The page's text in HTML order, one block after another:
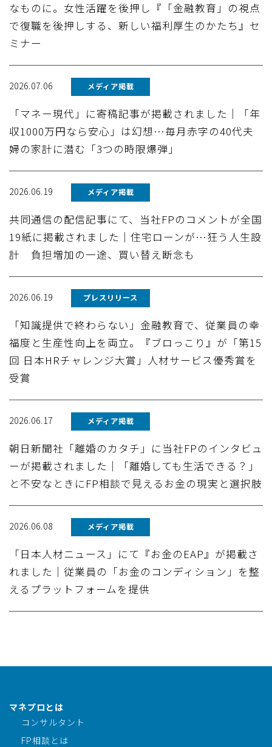
なものに。女性活躍を後押し『「金融教育」の視点
で復職を後押しする、新しい福利厚生のかたち』セ
ミナー
2026.07.06 メディア掲載
「マネー現代」に寄稿記事が掲載されました｜「年
収1000万円なら安心」は幻想…毎月赤字の40代夫
婦の家計に潜む「3つの時限爆弾」
2026.06.19 メディア掲載
共同通信の配信記事にて、当社FPのコメントが全国
19紙に掲載されました｜住宅ローンが…狂う人生設
計 負担増加の一途、買い替え断念も
2026.06.19 プレスリリース
「知識提供で終わらない」金融教育で、従業員の幸
福度と生産性向上を両立。『ブロっこり』が「第15
回 日本HRチャレンジ大賞」人材サービス優秀賞を
受賞
2026.06.17 メディア掲載
朝日新聞社「離婚のカタチ」に当社FPのインタビュ
ーが掲載されました｜「離婚しても生活できる？」
と不安なときにFP相談で見えるお金の現実と選択肢
2026.06.08 メディア掲載
「日本人材ニュース」にて『お金のEAP』が掲載さ
れました｜従業員の「お金のコンディション」を整
えるプラットフォームを提供
マネプロとは
コンサルタント
FP相談とは